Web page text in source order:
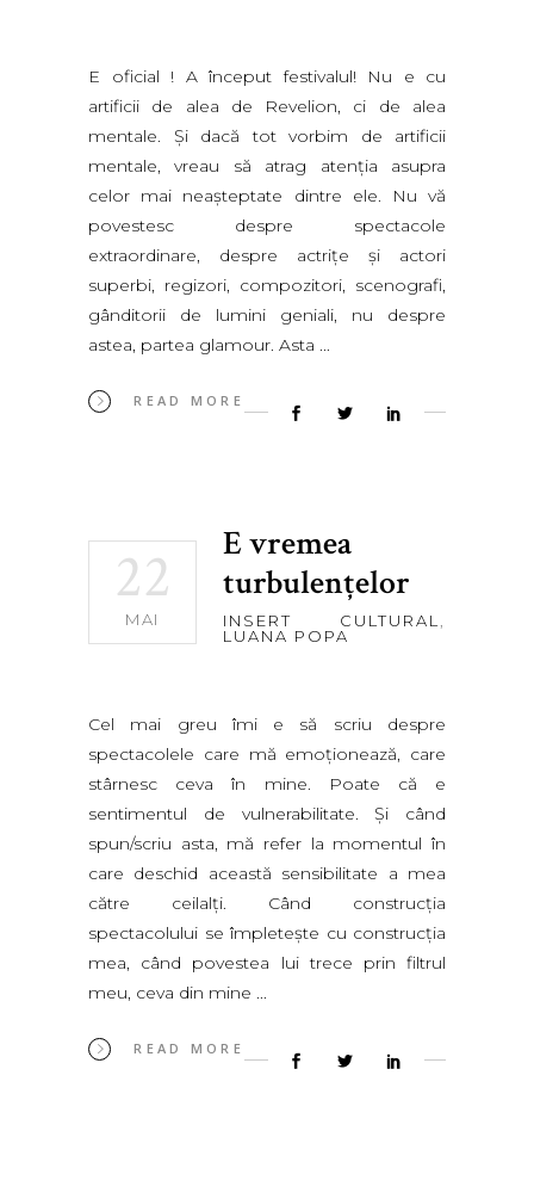
E oficial ! A început festivalul! Nu e cu
artificii de alea de Revelion, ci de alea
mentale. Şi dacă tot vorbim de artificii
mentale, vreau să atrag atenţia asupra
celor mai neaşteptate dintre ele. Nu vă
povestesc despre spectacole
extraordinare, despre actriţe şi actori
superbi, regizori, compozitori, scenografi,
gânditorii de lumini geniali, nu despre
astea, partea glamour. Asta
READ MORE
22
MAI
E vremea
turbulenţelor
INSERT CULTURAL,
LUANA POPA
Cel mai greu îmi e să scriu despre
spectacolele care mă emoţionează, care
stârnesc ceva în mine. Poate că e
sentimentul de vulnerabilitate. Şi când
spun/scriu asta, mă refer la momentul în
care deschid această sensibilitate a mea
către ceilalţi. Când construcţia
spectacolului se împleteşte cu construcţia
mea, când povestea lui trece prin filtrul
meu, ceva din mine
READ MORE